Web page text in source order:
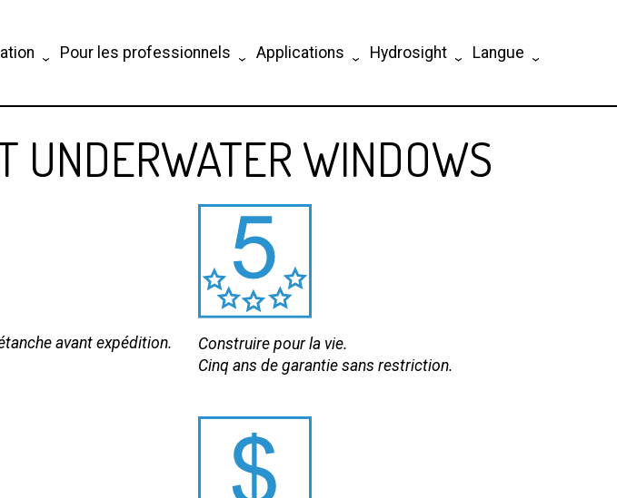
Pour les professionnels Applications Hydrosight Langue
UNDERWATER WINDOWS
avant expédition.
Construire pour la vie.
Cinq ans de garantie sans restriction.